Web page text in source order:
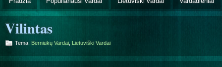
Vilintas
Tema: Berniukų Vardai Lietuviški Vardai